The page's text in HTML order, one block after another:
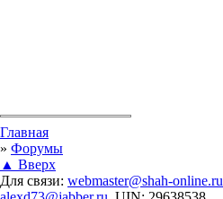
Вы здесь
Главная
» Форумы
▲ Вверх
Для связи: webmaster@shah-online.ru